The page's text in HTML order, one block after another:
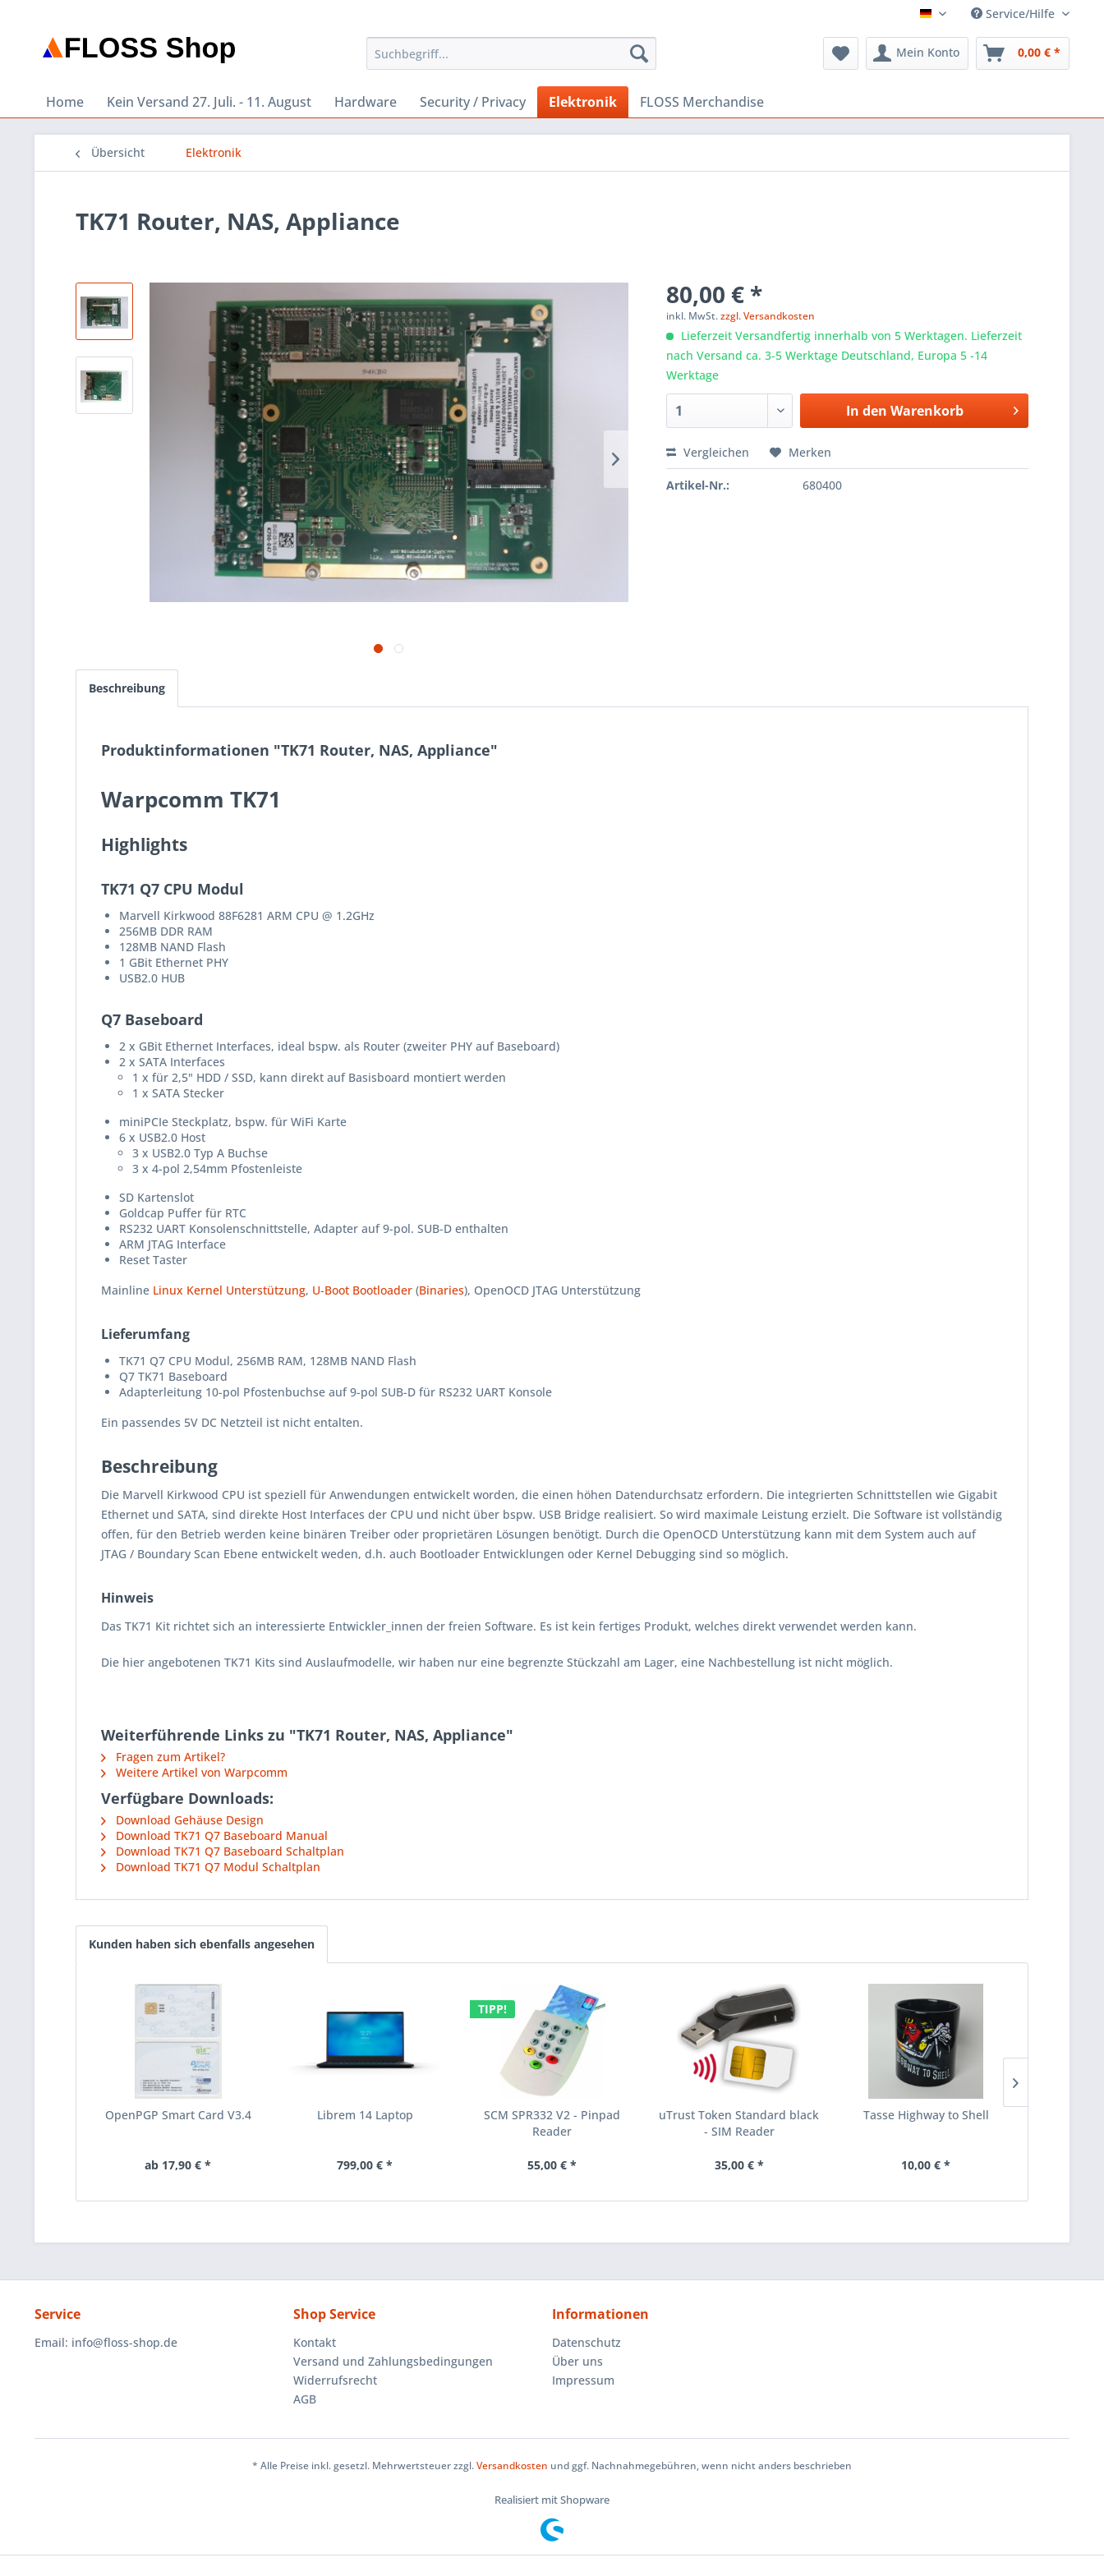
FLOSS ShopService/Hilfe
Mein Konto 0,00 € *
Home Kein Versand 27. Juli. - 11. August Hardware Security / Privacy Elektronik FLOSS Merchandise
Übersicht Elektronik
TK71 Router, NAS, Appliance
80,00 € *
inkl. MwSt.zzgl. Versandkosten
Lieferzeit Versandfertig innerhalb von 5 Werktagen. Lieferzeit
nach Versand ca. 3-5 Werktage Deutschland, Europa 5 -14
Werktage
In den Warenkorb
Vergleichen Merken
Artikel-Nr.: 680400
Beschreibung
Produktinformationen "TK71 Router, NAS, Appliance"
Warpcomm TK71
Highlights
TK71 Q7 CPU Modul
Marvell Kirkwood 88F6281 ARM CPU @ 1.2GHz
256MB DDR RAM
128MB NAND Flash
1 GBit Ethernet PHY
USB2.0 HUB
Q7 Baseboard
2 x GBit Ethernet Interfaces, ideal bspw. als Router (zweiter PHY auf Baseboard)
2 x SATA Interfaces
1 x für 2,5" HDD / SSD, kann direkt auf Basisboard montiert werden
1 x SATA Stecker
miniPCIe Steckplatz, bspw. für WiFi Karte
6 x USB2.0 Host
3 x USB2.0 Typ A Buchse
3 x 4-pol 2,54mm Pfostenleiste
SD Kartenslot
Goldcap Puffer für RTC
RS232 UART Konsolenschnittstelle, Adapter auf 9-pol. SUB-D enthalten
ARM JTAG Interface
Reset Taster
Mainline Linux Kernel Unterstützung, U-Boot Bootloader (Binaries), OpenOCD JTAG Unterstützung
Lieferumfang
TK71 Q7 CPU Modul, 256MB RAM, 128MB NAND Flash
Q7 TK71 Baseboard
Adapterleitung 10-pol Pfostenbuchse auf 9-pol SUB-D für RS232 UART Konsole
Ein passendes 5V DC Netzteil ist nicht entalten.
Beschreibung
Die Marvell Kirkwood CPU ist speziell für Anwendungen entwickelt worden, die einen höhen Datendurchsatz erfordern. Die integrierten Schnittstellen wie Gigabit
Ethernet und SATA, sind direkte Host Interfaces der CPU und nicht über bspw. USB Bridge realisiert. So wird maximale Leistung erzielt. Die Software ist vollständig
offen, für den Betrieb werden keine binären Treiber oder proprietären Lösungen benötigt. Durch die OpenOCD Unterstützung kann mit dem System auch auf
JTAG / Boundary Scan Ebene entwickelt weden, d.h. auch Bootloader Entwicklungen oder Kernel Debugging sind so möglich.
Hinweis
Das TK71 Kit richtet sich an interessierte Entwickler_innen der freien Software. Es ist kein fertiges Produkt, welches direkt verwendet werden kann.
Die hier angebotenen TK71 Kits sind Auslaufmodelle, wir haben nur eine begrenzte Stückzahl am Lager, eine Nachbestellung ist nicht möglich.
Weiterführende Links zu "TK71 Router, NAS, Appliance"
Fragen zum Artikel?
Weitere Artikel von Warpcomm
Verfügbare Downloads:
Download Gehäuse Design
Download TK71 Q7 Baseboard Manual
Download TK71 Q7 Baseboard Schaltplan
Download TK71 Q7 Modul Schaltplan
Kunden haben sich ebenfalls angesehen
OpenPGP Smart Card V3.4
ab 17,90 € *
Librem 14 Laptop
799,00 € *
TIPP!
SCM SPR332 V2 - Pinpad
Reader
55,00 € *
uTrust Token Standard black
- SIM Reader
35,00 € *
Tasse Highway to Shell
10,00 € *
Service
Email: info@floss-shop.de
Shop Service
Kontakt
Versand und Zahlungsbedingungen
Widerrufsrecht
AGB
Informationen
Datenschutz
Über uns
Impressum
* Alle Preise inkl. gesetzl. Mehrwertsteuer zzgl.Versandkosten und ggf. Nachnahmegebühren, wenn nicht anders beschrieben
Realisiert mit Shopware